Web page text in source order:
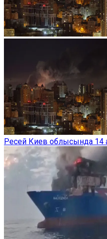
Ресей Киев облысында 14